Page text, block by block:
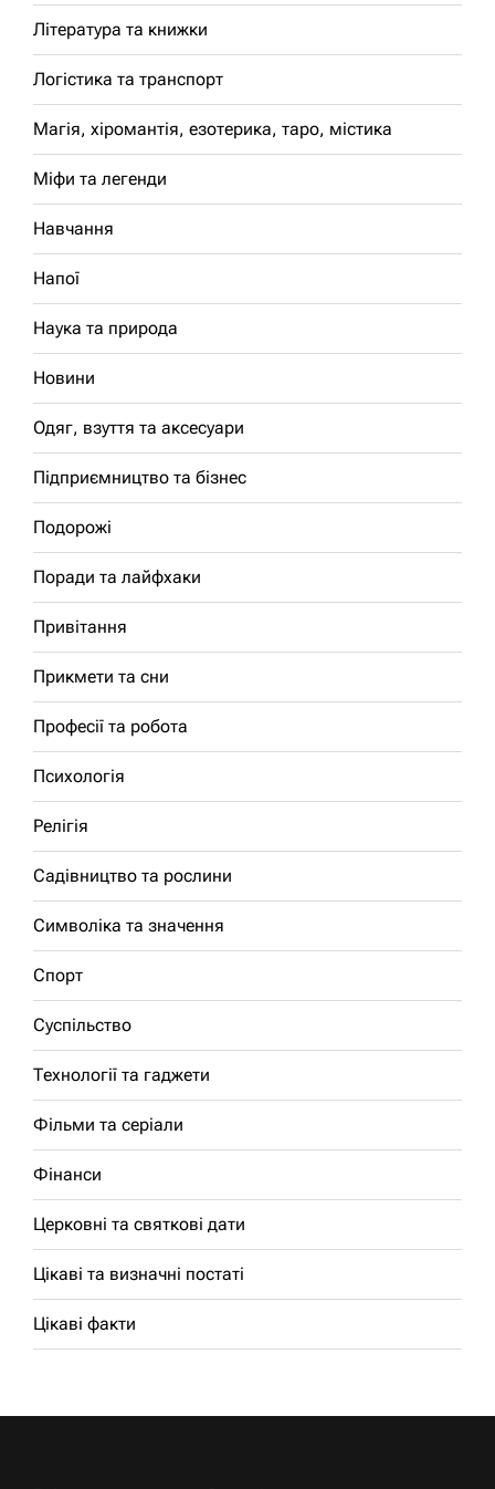
Література та книжки
Логістика та транспорт
Магія, хіромантія, езотерика, таро, містика
Міфи та легенди
Навчання
Напої
Наука та природа
Новини
Одяг, взуття та аксесуари
Підприємництво та бізнес
Подорожі
Поради та лайфхаки
Привітання
Прикмети та сни
Професії та робота
Психологія
Релігія
Садівництво та рослини
Символіка та значення
Спорт
Суспільство
Технології та гаджети
Фільми та серіали
Фінанси
Церковні та святкові дати
Цікаві та визначні постаті
Цікаві факти